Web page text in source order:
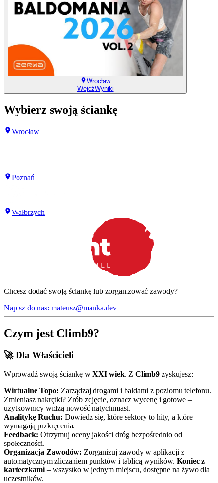
Wrocław
WejdźWyniki
Wybierz swoją ściankę
Wrocław
Poznań
Wałbrzych
Chcesz dodać swoją ściankę lub zorganizować zawody?
Napisz do nas: mateusz@manka.dev
Czym jest Climb9?
🚀 Dla Właścicieli
Wprowadź swoją ściankę w XXI wiek. Z Climb9 zyskujesz:
Wirtualne Topo: Zarządzaj drogami i baldami z poziomu telefonu.
Zmieniasz nakrętki? Zrób zdjęcie, oznacz wycenę i gotowe –
użytkownicy widzą nowość natychmiast.
Analitykę Ruchu: Dowiedz się, które sektory to hity, a które
wymagają przkręcenia.
Feedback: Otrzymuj oceny jakości dróg bezpośrednio od
społeczności.
Organizacja Zawodów: Zorganizuj zawody w aplikacji z
automatycznym zliczaniem punktów i tablicą wyników. Koniec z
karteczkami – wszystko w jednym miejscu, dostępne na żywo dla
uczestników.